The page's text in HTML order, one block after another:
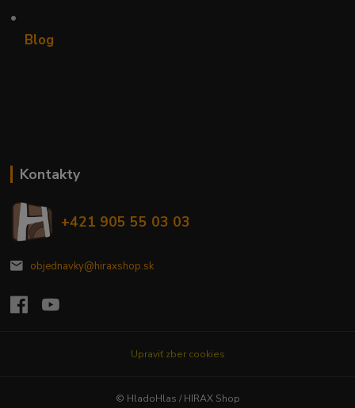
•
Blog
Kontakty
+421 905 55 03 03
objednavky@hiraxshop.sk
Upraviť zber cookies
© HladoHlas / HIRAX Shop